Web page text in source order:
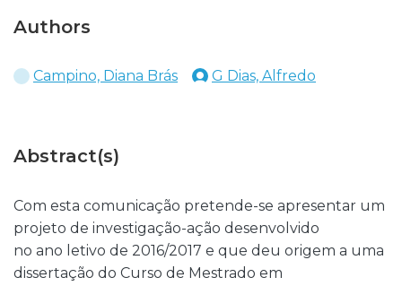
Authors
Campino, Diana Brás G Dias, Alfredo
Abstract(s)
Com esta comunicação pretende-se apresentar um
projeto de investigação-ação desenvolvido
no ano letivo de 2016/2017 e que deu origem a uma
dissertação do Curso de Mestrado em